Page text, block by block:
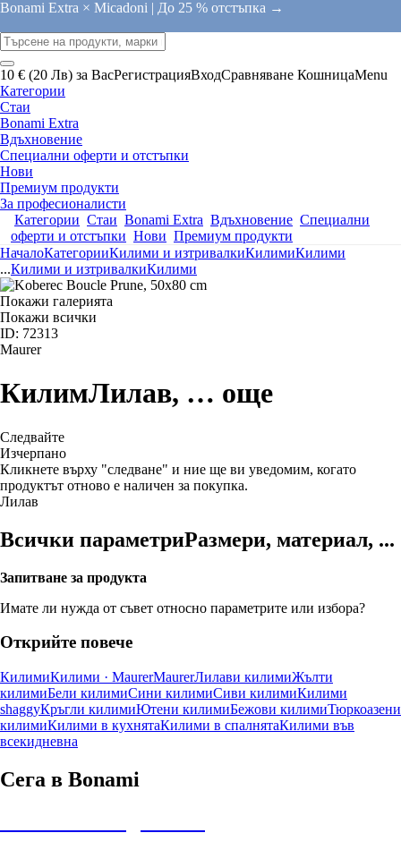
Bonami Extra × Micadoni | До 25 % отстъпка →
10 € (20 Лв) за ВасРегистрацияВходСравняване КошницаMenu
Категории
Стаи
Bonami Extra
Вдъхновение
Специални оферти и отстъпки
Нови
Премиум продукти
За професионалисти
Категории Стаи Bonami Extra Вдъхновение Специални
оферти и отстъпки Нови Премиум продукти
НачалоКатегорииКилими и изтривалкиКилимиКилими
...Килими и изтривалкиКилими
Покажи галерията
Покажи всички
ID: 72313
Maurer
КилимЛилав, … още
Следвайте
Изчерпанo
Кликнете върху "следване" и ние ще ви уведомим, когато
продуктът отново е наличен за покупка.
Лилав
Всички параметриРазмери, материал, ...
Запитване за продукта
Имате ли нужда от съвет относно параметрите или избора?
Открийте повече
КилимиКилими · MaurerMaurerЛилави килимиЖълти
килимиБели килимиСини килимиСиви килимиКилими
shaggyКръгли килимиЮтени килимиБежови килимиТюркоазени
килимиКилими в кухнятаКилими в спалнятаКилими във
всекидневна
Сега в Bonami